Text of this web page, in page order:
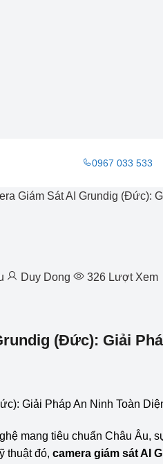
0967 033 533
Giám Sát AI Grundig (Đức):
Duy Dong 326 Lượt Xem
(Đức): Giải
Giải Pháp An Ninh Toàn
mang tiêu chuẩn Châu Âu,
thuật đó, camera giám sát AI